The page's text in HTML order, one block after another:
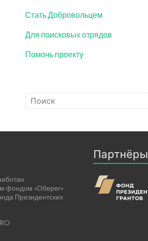
Стать Добровольцем
Для поисковых отрядов
Помочь проекту
фондом «Оберег»
Президентских
Партнёры